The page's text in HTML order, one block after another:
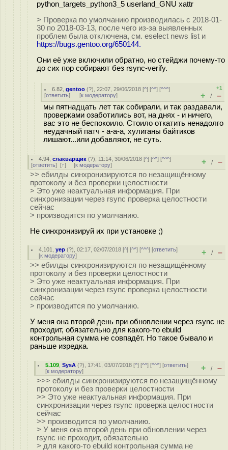
python_targets_python3_5 userland_GNU xattr
> Проверка по умолчанию производилась с 2018-01-
30 по 2018-03-13, после чего из-за выявленных
проблем была отключена, см. eselect news list и
https://bugs.gentoo.org/650144.
Они её уже включили обратно, но стейджи почему-то
до сих пор собирают без rsync-verify.
6.82 ,gentoo (?), 22:07, 29/06/2018 [^] [^^] [^^^]
[ответить] [к модератору]
+1
+ / –
мы пятнадцать лет так собирали, и так раздавали,
проверками озаботились вот, на днях - и ничего,
вас это не беспокоило. Стоило откатить ненадолго
неудачный патч - а-а-а, хулиганы байтиков
лишают...или добавляют, не суть.
4.94 ,слакварщик (?), 11:14, 30/06/2018 [^] [^^] [^^^]
[ответить] [↑] [к модератору] + / –
>> ебилды синхронизируются по незащищённому
протоколу и без проверки целостности
> Это уже неактуальная информация. При
синхронизации через rsync проверка целостности
сейчас
> производится по умолчанию.
Не синхронизируй их при установке ;)
4.101 ,yep (?), 02:17, 02/07/2018 [^] [^^] [^^^] [ответить]
[к модератору] + / –
>> ебилды синхронизируются по незащищённому
протоколу и без проверки целостности
> Это уже неактуальная информация. При
синхронизации через rsync проверка целостности
сейчас
> производится по умолчанию.
У меня она второй день при обновлении через rsync не
проходит, обязательно для какого-то ebuild
контрольная сумма не совпадёт. Но такое бывало и
раньше изредка.
5.109 ,SysA (?), 17:41, 03/07/2018 [^] [^^] [^^^] [ответить]
[к модератору] + / –
>>> ебилды синхронизируются по незащищённому
протоколу и без проверки целостности
>> Это уже неактуальная информация. При
синхронизации через rsync проверка целостности
сейчас
>> производится по умолчанию.
> У меня она второй день при обновлении через
rsync не проходит, обязательно
> для какого-то ebuild контрольная сумма не